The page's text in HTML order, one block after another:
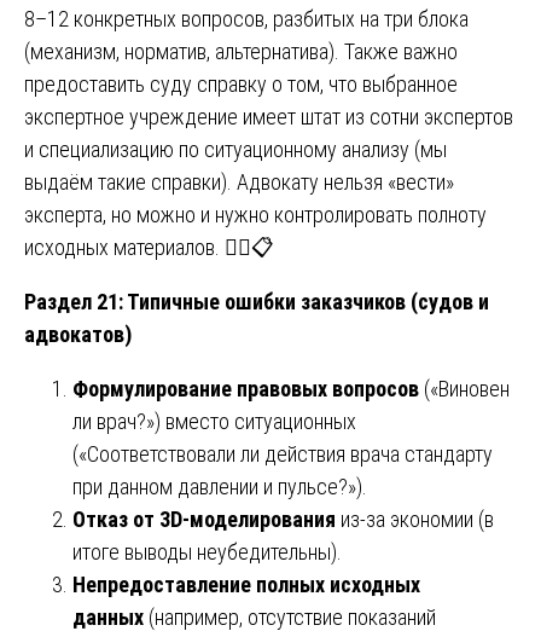
8–12 конкретных вопросов, разбитых на три блока
(механизм, норматив, альтернатива). Также важно
предоставить суду справку о том, что выбранное
экспертное учреждение имеет штат из сотни экспертов
и специализацию по ситуационному анализу (мы
выдаём такие справки). Адвокату нельзя «вести»
эксперта, но можно и нужно контролировать полноту
исходных материалов. 🧑‍⚖️📋
Раздел 21: Типичные ошибки заказчиков (судов и
адвокатов)
Формулирование правовых вопросов («Виновен
ли врач?») вместо ситуационных
(«Соответствовали ли действия врача стандарту
при данном давлении и пульсе?»).
Отказ от 3D-моделирования из-за экономии (в
итоге выводы неубедительны).
Непредоставление полных исходных
данных (например, отсутствие показаний